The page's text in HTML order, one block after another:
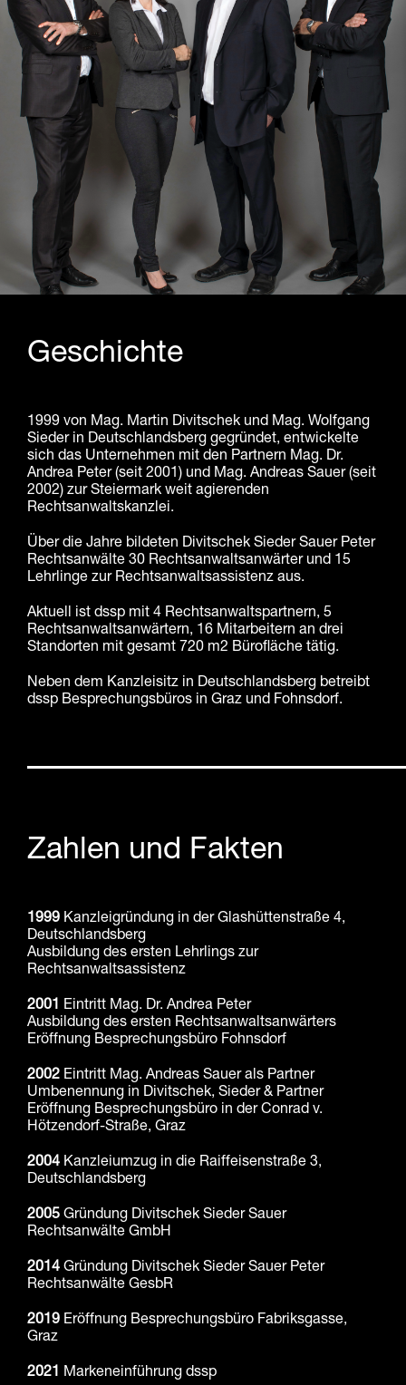
Geschichte
1999 von Mag. Martin Divitschek und Mag. Wolfgang
Sieder in Deutschlandsberg gegründet, entwickelte
sich das Unternehmen mit den Partnern Mag. Dr.
Andrea Peter (seit 2001) und Mag. Andreas Sauer (seit
2002) zur Steiermark weit agierenden
Rechtsanwaltskanzlei.
Über die Jahre bildeten Divitschek Sieder Sauer Peter
Rechtsanwälte 30 Rechtsanwaltsanwärter und 15
Lehrlinge zur Rechtsanwaltsassistenz aus.
Aktuell ist dssp mit 4 Rechtsanwaltspartnern, 5
Rechtsanwaltsanwärtern, 16 Mitarbeitern an drei
Standorten mit gesamt 720 m2 Bürofläche tätig.
Neben dem Kanzleisitz in Deutschlandsberg betreibt
dssp Besprechungsbüros in Graz und Fohnsdorf.
Zahlen und Fakten
1999 Kanzleigründung in der Glashüttenstraße 4,
Deutschlandsberg
Ausbildung des ersten Lehrlings zur
Rechtsanwaltsassistenz
2001 Eintritt Mag. Dr. Andrea Peter
Ausbildung des ersten Rechtsanwaltsanwärters
Eröffnung Besprechungsbüro Fohnsdorf
2002 Eintritt Mag. Andreas Sauer als Partner
Umbenennung in Divitschek, Sieder & Partner
Eröffnung Besprechungsbüro in der Conrad v.
Hötzendorf-Straße, Graz
2004 Kanzleiumzug in die Raiffeisenstraße 3,
Deutschlandsberg
2005 Gründung Divitschek Sieder Sauer
Rechtsanwälte GmbH
2014 Gründung Divitschek Sieder Sauer Peter
Rechtsanwälte GesbR
2019 Eröffnung Besprechungsbüro Fabriksgasse,
Graz
2021 Markeneinführung dssp